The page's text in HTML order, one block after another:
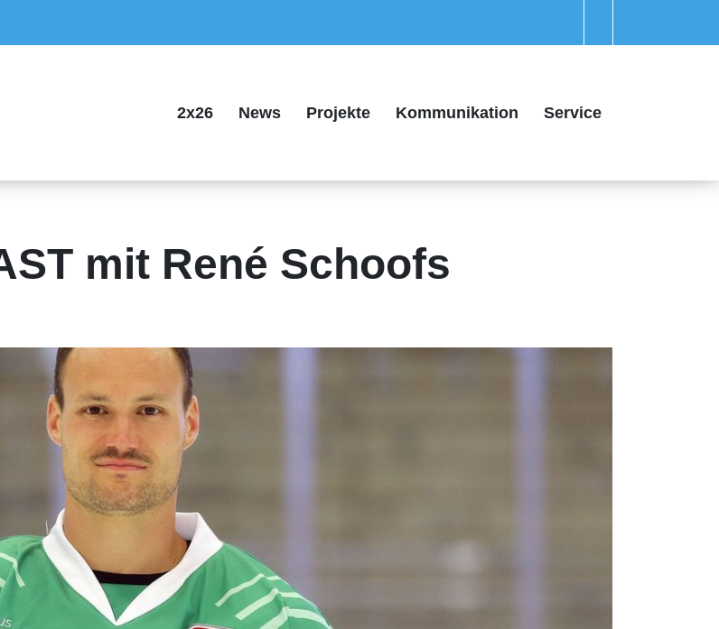
2x26 News Projekte Kommunikation Service
mit René Schoofs